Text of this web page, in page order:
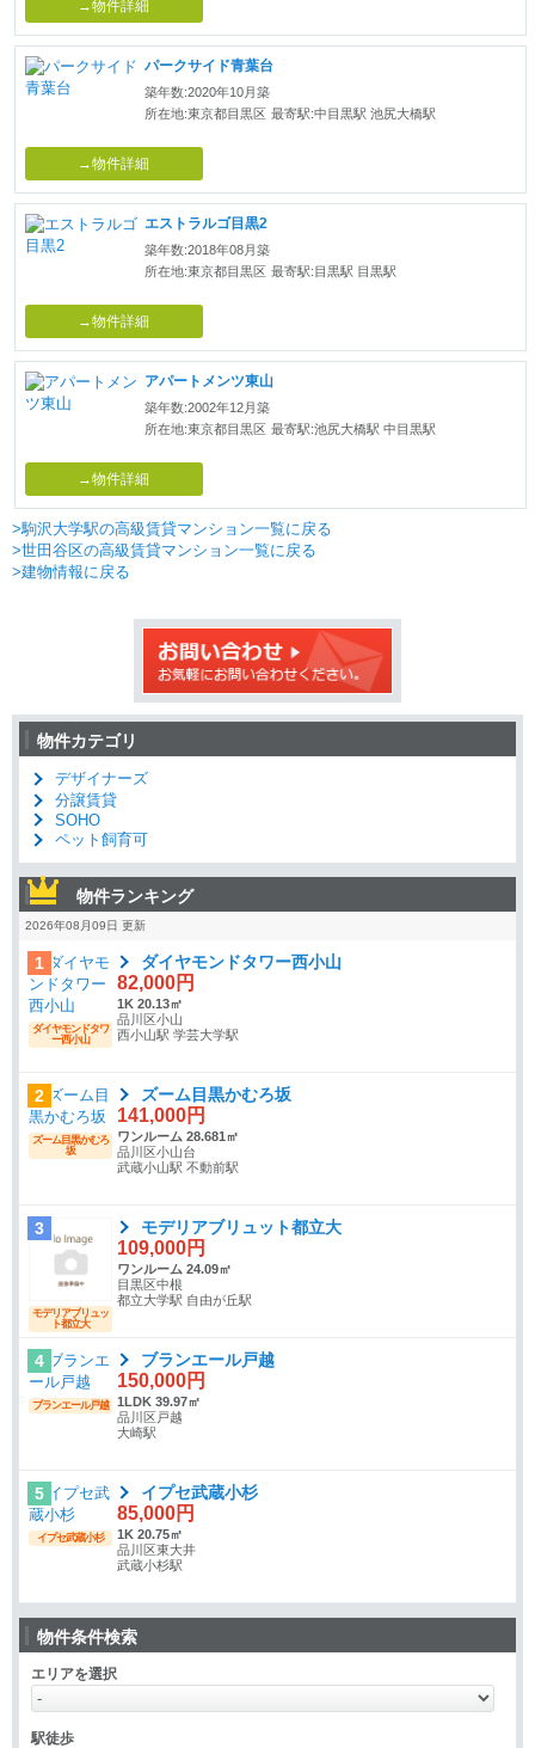
→物件詳細
パークサイド青葉台
築年数:2020年10月築
所在地:東京都目黒区 最寄駅:中目黒駅 池尻大橋駅
→物件詳細
エストラルゴ目黒2
築年数:2018年08月築
所在地:東京都目黒区 最寄駅:目黒駅 目黒駅
→物件詳細
アパートメンツ東山
築年数:2002年12月築
所在地:東京都目黒区 最寄駅:池尻大橋駅 中目黒駅
→物件詳細
>駒沢大学駅の高級賃貸マンション一覧に戻る
>世田谷区の高級賃貸マンション一覧に戻る
>建物情報に戻る
物件カテゴリ
デザイナーズ
分譲賃貸
SOHO
ペット飼育可
物件ランキング
2026年08月09日 更新
1
ダイヤモンドタワ
ー西小山
ダイヤモンドタワー西小山
82,000円
1K 20.13㎡
品川区小山
西小山駅 学芸大学駅
2
ズーム目黒かむろ
坂
ズーム目黒かむろ坂
141,000円
ワンルーム 28.681㎡
品川区小山台
武蔵小山駅 不動前駅
3
モデリアブリュッ
ト都立大
モデリアブリュット都立大
109,000円
ワンルーム 24.09㎡
目黒区中根
都立大学駅 自由が丘駅
4
ブランエール戸越
ブランエール戸越
150,000円
1LDK 39.97㎡
品川区戸越
大崎駅
5
イプセ武蔵小杉
イプセ武蔵小杉
85,000円
1K 20.75㎡
品川区東大井
武蔵小杉駅
物件条件検索
エリアを選択
駅徒歩